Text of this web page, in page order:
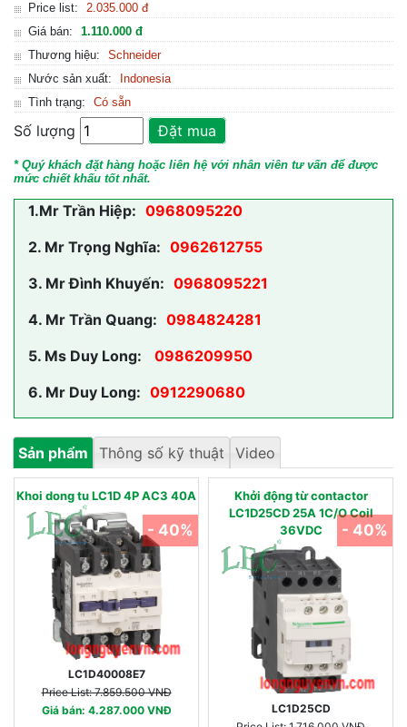
Price list:
2.035.000 đ
Giá bán:
1.110.000 đ
Thương hiệu:
Schneider
Nước sản xuất:
Indonesia
Tình trạng:
Có sẵn
Số lượng Đặt mua
* Quý khách đặt hàng hoặc liên hệ với nhân viên tư vấn để được
mức chiết khấu tốt nhất.
1.Mr Trần Hiệp: 0968095220
2. Mr Trọng Nghĩa: 0962612755
3. Mr Đình Khuyến: 0968095221
4. Mr Trần Quang: 0984824281
5. Ms Duy Long:
0986209950
6. Mr Duy Long: 0912290680
Sản phẩm Thông số kỹ thuật Video
Khoi dong tu LC1D 4P AC3 40A
LC1D40008E7
Price List: 7.859.500 VNĐ
Giá bán: 4.287.000 VNĐ
- 40%
Khởi động từ contactor
LC1D25CD 25A 1C/O Coil
36VDC
LC1D25CD
- 40%